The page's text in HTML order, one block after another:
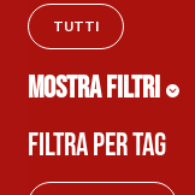
TUTTI
MOSTRA FILTRI
Filtra per tag